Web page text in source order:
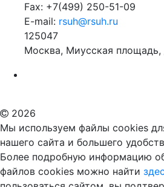
Fax: +7(499) 250-51-09
E-mail: rsuh@rsuh.ru
125047
Москва, Миусская площадь,
2026
Мы используем файлы cookies
нашего сайта и большего
Более подробную информацию
файлов cookies можно найти